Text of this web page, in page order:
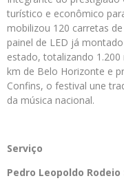
turístico e econômico
mobilizou 120 carretas
painel de LED já
estado, totalizando
km de Belo Horizonte e
Confins, o festival une
da música nacional.
Serviço
Pedro Leopoldo Rodeio